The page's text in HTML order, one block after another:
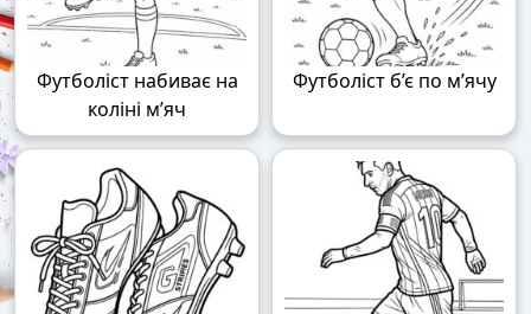
Футболіст набиває на
коліні м’яч
Футболіст б’є по м’ячу